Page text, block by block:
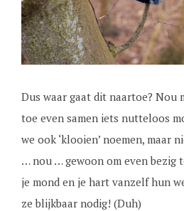
Dus waar gaat dit naartoe? Nou
toe even samen iets nutteloos
we ook ‘klooien’ noemen, maar
… nou … gewoon om even bezig
je mond en je hart vanzelf hun
ze blijkbaar nodig! (Duh)